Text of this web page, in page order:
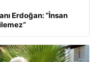
Erdoğan: “İnsan